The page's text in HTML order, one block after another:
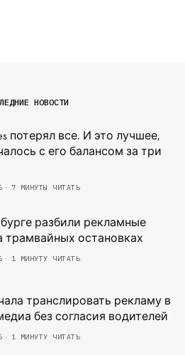
НОВОСТИ
потерял все. И это лучшее,
с его балансом за три
7 МИНУТЫ ЧИТАТЬ
разбили рекламные
трамвайных остановках
1 МИНУТУ ЧИТАТЬ
транслировать рекламу в
без согласия водителей
1 МИНУТУ ЧИТАТЬ